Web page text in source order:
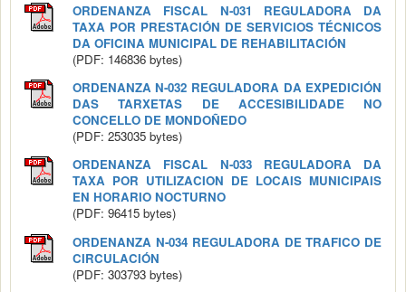
ORDENANZA FISCAL N-031 REGULADORA DA
TAXA POR PRESTACIÓN DE SERVICIOS TÉCNICOS
DA OFICINA MUNICIPAL DE REHABILITACIÓN
(PDF: 146836 bytes)
ORDENANZA N-032 REGULADORA DA EXPEDICIÓN
DAS TARXETAS DE ACCESIBILIDADE NO
CONCELLO DE MONDOÑEDO
(PDF: 253035 bytes)
ORDENANZA FISCAL N-033 REGULADORA DA
TAXA POR UTILIZACION DE LOCAIS MUNICIPAIS
EN HORARIO NOCTURNO
(PDF: 96415 bytes)
ORDENANZA N-034 REGULADORA DE TRAFICO DE
CIRCULACIÓN
(PDF: 303793 bytes)